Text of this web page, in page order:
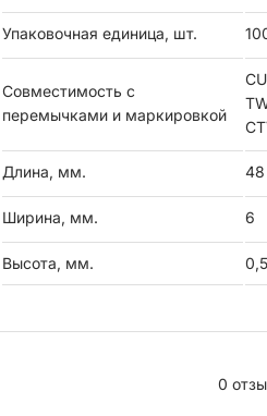
В упаковке 100 рядов (1000
Упаковочная единица, шт.
Совместимость с
перемычками и маркировкой
Длина, мм. 48
Ширина, мм. 6
Высота, мм. 0,5
0